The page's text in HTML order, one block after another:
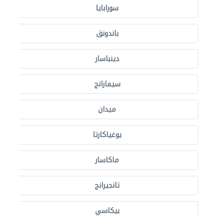
سورابايا
باندونق
دينباسار
سيمارانج
ميدان
يوغياكارتا
ماكاسار
تانجيرانج
بيكاسي